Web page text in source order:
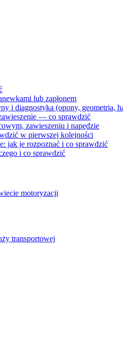
lub zapłonem
i diagnostyka (opony, geometria,
— co sprawdzić
zawieszeniu i napędzie
w pierwszej kolejności
jak je rozpoznać i co sprawdzić
i co sprawdzić
motoryzacji
transportowej